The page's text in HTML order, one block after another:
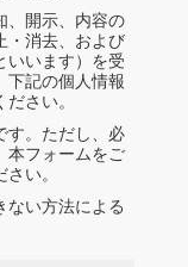
、開示、内容の
・消去、および
いいます）を受
下記の個人情報
さい。
す。ただし、必
本フォームをご
い。
ない方法による